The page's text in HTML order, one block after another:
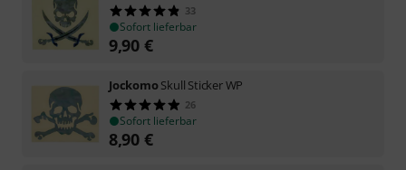
33
Sofort lieferbar
9,90 €
JockomoSkull Sticker WP
26
Sofort lieferbar
8,90 €